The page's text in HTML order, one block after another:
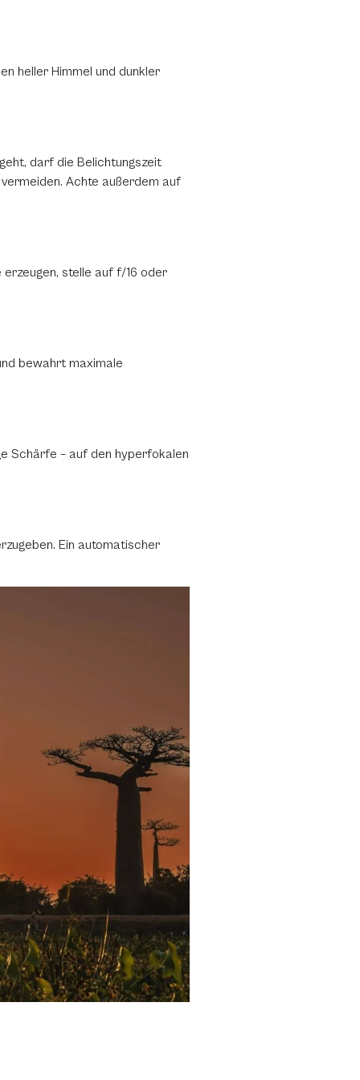
heller Himmel und dunkler
darf die Belichtungszeit
Achte außerdem auf
stelle auf f/16 oder
bewahrt maximale
Schärfe – auf den hyperfokalen
Ein automatischer